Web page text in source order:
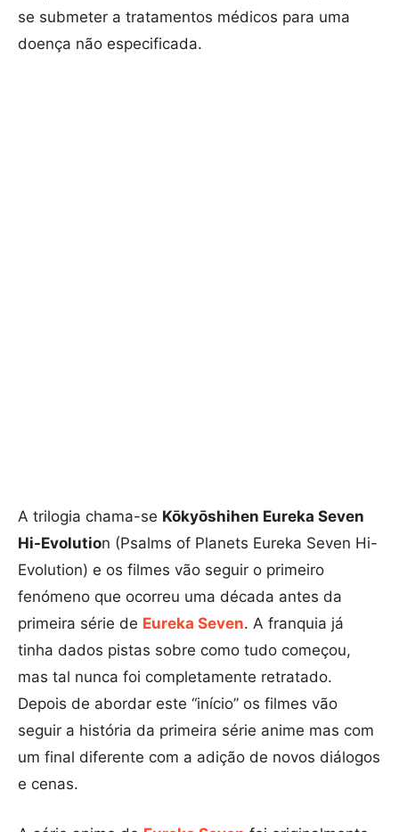
se submeter a tratamentos médicos para uma
doença não especificada.
A trilogia chama-se Kōkyōshihen Eureka Seven
Hi-Evolution (Psalms of Planets Eureka Seven Hi-
Evolution) e os filmes vão seguir o primeiro
fenómeno que ocorreu uma década antes da
primeira série de Eureka Seven. A franquia já
tinha dados pistas sobre como tudo começou,
mas tal nunca foi completamente retratado.
Depois de abordar este “início” os filmes vão
seguir a história da primeira série anime mas com
um final diferente com a adição de novos diálogos
e cenas.